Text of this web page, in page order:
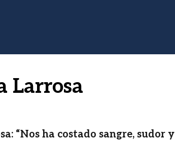
Larrosa
“Nos ha costado sangre, sudor y